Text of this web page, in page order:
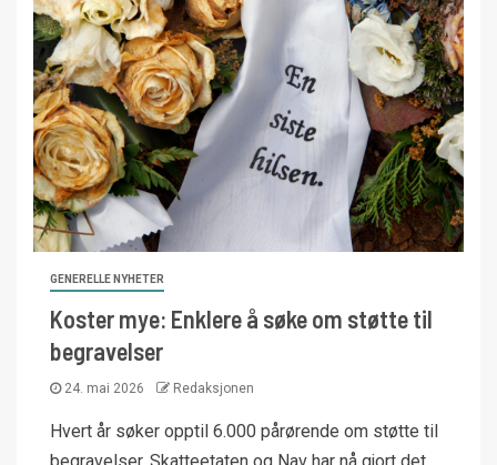
GENERELLE NYHETER
Koster mye: Enklere å søke om støtte til
begravelser
24. mai 2026 Redaksjonen
Hvert år søker opptil 6.000 pårørende om støtte til